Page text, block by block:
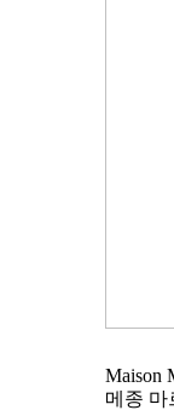
Maison
메종 마